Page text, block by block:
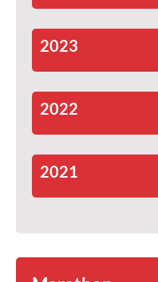
2023
2022
2021